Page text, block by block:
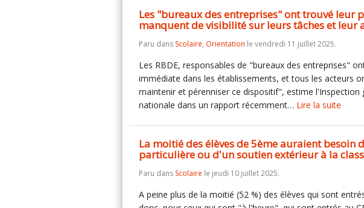
Les "bureaux des entreprises" ont trouvé leur
manquent de visibilité sur leurs tâches et leur
Paru dans Scolaire, Orientation le vendredi 11 juillet 2025.
Les RBDE, responsables de "bureaux des entreprises"
immédiate dans les établissements, et tous les acteurs
maintenir et pérenniser ce dispositif", estime l'Inspection
nationale dans un rapport récemment… Lire la suite
La moitié des élèves de 5ème auraient besoin
particulière ou d'un soutien extérieur à la
Paru dans Scolaire le jeudi 10 juillet 2025.
A peine plus de la moitié (52 %) des élèves qui sont